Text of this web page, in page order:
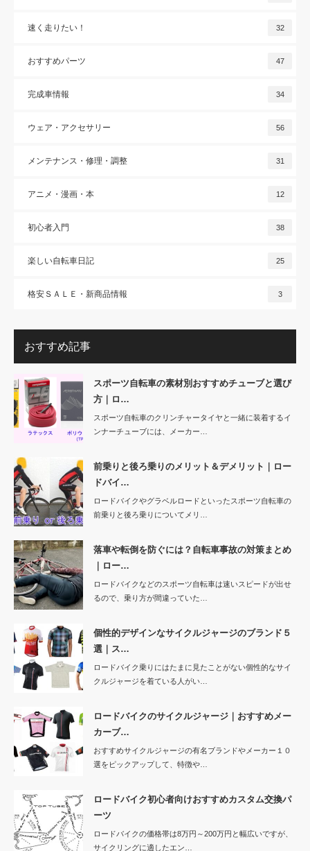
速く走りたい！ 32
おすすめパーツ 47
完成車情報 34
ウェア・アクセサリー 56
メンテナンス・修理・調整 31
アニメ・漫画・本 12
初心者入門 38
楽しい自転車日記 25
格安ＳＡＬＥ・新商品情報 3
おすすめ記事
スポーツ自転車の素材別おすすめチューブと選び
方｜ロ…
スポーツ自転車のクリンチャータイヤと一緒に装着するイ
ンナーチューブには、メーカー…
前乗りと後ろ乗りのメリット＆デメリット｜ロー
ドバイ…
ロードバイクやグラベルロードといったスポーツ自転車の
前乗りと後ろ乗りについてメリ…
落車や転倒を防ぐには？自転車事故の対策まとめ
｜ロー…
ロードバイクなどのスポーツ自転車は速いスピードが出せ
るので、乗り方が間違っていた…
個性的デザインなサイクルジャージのブランド５
選｜ス…
ロードバイク乗りにはたまに見たことがない個性的なサイ
クルジャージを着ている人がい…
ロードバイクのサイクルジャージ｜おすすめメー
カーブ…
おすすめサイクルジャージの有名ブランドやメーカー１０
選をピックアップして、特徴や…
ロードバイク初心者向けおすすめカスタム交換パ
ーツ
ロードバイクの価格帯は8万円～200万円と幅広いですが、
サイクリングに適したエン…